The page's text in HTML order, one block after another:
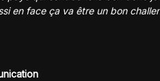
en face ça va être un bon